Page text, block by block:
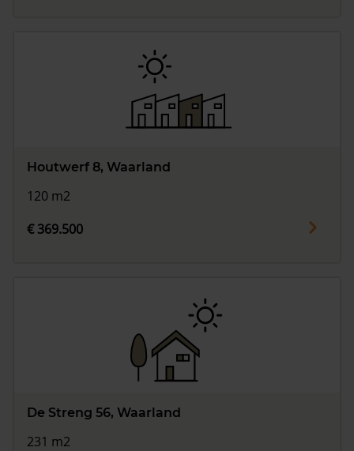
Houtwerf 8, Waarland
120 m2
€ 369.500
De Streng 56, Waarland
231 m2